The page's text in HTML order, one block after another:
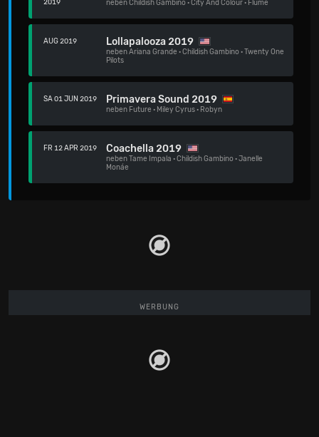
2019 nebenChildish Gambino ·City And Colour· Flume
AUG 2019 Lollapalooza 2019
nebenAriana Grande ·Childish Gambino ·Twenty One
Pilots
SA 01 JUN 2019 Primavera Sound 2019
neben Future · Miley Cyrus· Robyn
FR 12 APR 2019 Coachella 2019
nebenTame Impala ·Childish Gambino ·Janelle
Monáe
WERBUNG